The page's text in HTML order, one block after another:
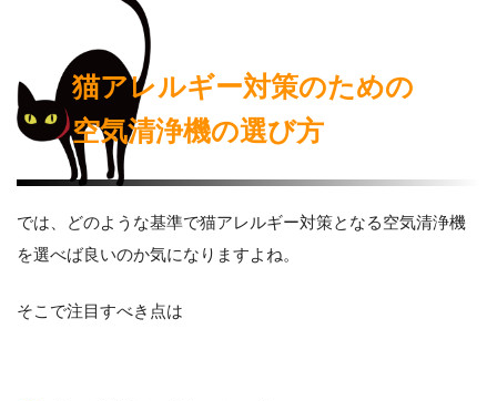
猫アレルギー対策のための
空気清浄機の選び方
では、どのような基準で猫アレルギー対策となる空気清浄機
を選べば良いのか気になりますよね。
そこで注目すべき点は